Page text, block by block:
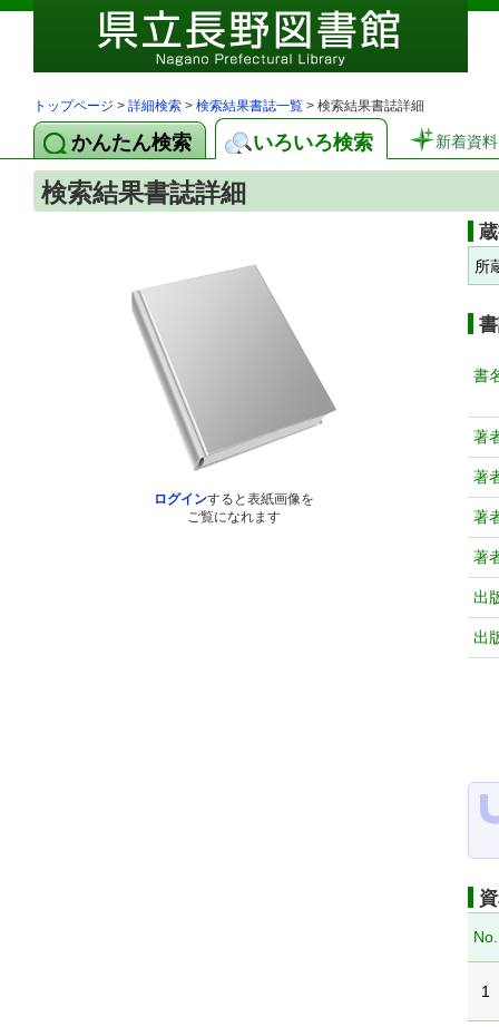
トップページ > 詳細検索 > 検索結果書誌一覧 > 検索結果書誌詳細
かんたん検索 いろいろ検索 新着資料
検索結果書誌詳細
ログインすると表紙画像を
ご覧になれます
所
書
著
著
著
著
出
出
No.
1